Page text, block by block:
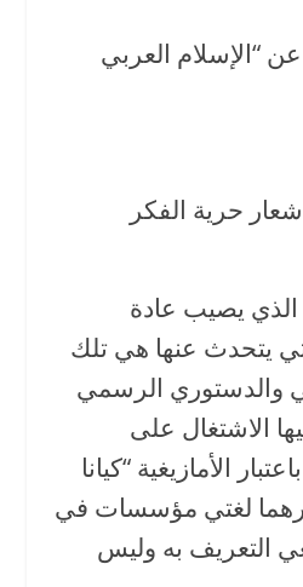
عن “الإسلام العربي
شعار حرية الفكر
الذي يصيب عادة
يتحدث عنها هي تلك
والدستوري الرسمي
الاشتغال على
الأمازيغية “كيانا
لغتي مؤسسات في
التعريف به وليس